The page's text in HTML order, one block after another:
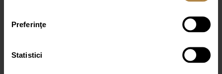
Preferinţe
Statistici